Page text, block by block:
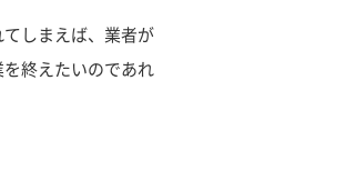
しまえば、業者が
終えたいのであれ